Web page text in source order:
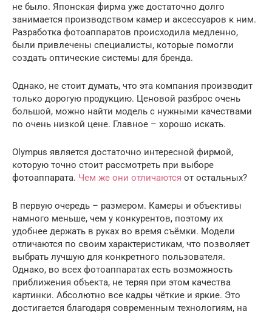
не было. Японская фирма уже достаточно долго
занимается производством камер и аксессуаров к ним.
Разработка фотоаппаратов происходила медленно,
были привлечены специалисты, которые помогли
создать оптические системы для бренда.
Однако, не стоит думать, что эта компания производит
только дорогую продукцию. Ценовой разброс очень
большой, можно найти модель с нужными качествами
по очень низкой цене. Главное – хорошо искать.
Olympus является достаточно интересной фирмой,
которую точно стоит рассмотреть при выборе
фотоаппарата. Чем же они отличаются от остальных?
В первую очередь – размером. Камеры и объективы
намного меньше, чем у конкурентов, поэтому их
удобнее держать в руках во время съёмки. Модели
отличаются по своим характеристикам, что позволяет
выбрать лучшую для конкретного пользователя.
Однако, во всех фотоаппаратах есть возможность
приближения объекта, не теряя при этом качества
картинки. Абсолютно все кадры чёткие и яркие. Это
достигается благодаря современным технологиям, на